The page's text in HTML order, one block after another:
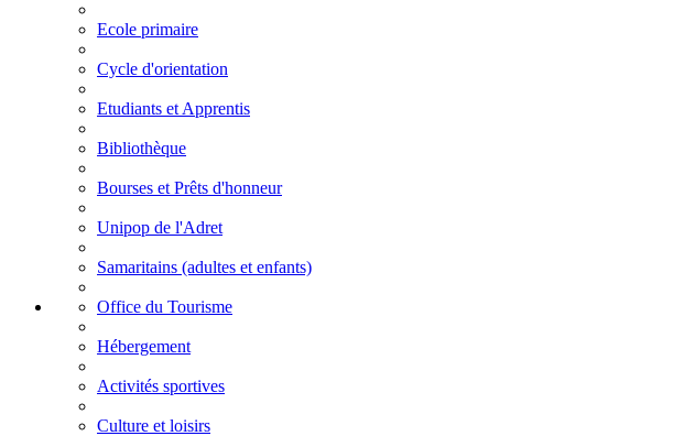
Ecole primaire
Cycle d'orientation
Etudiants et Apprentis
Bibliothèque
Bourses et Prêts d'honneur
Unipop de l'Adret
Samaritains (adultes et enfants)
Office du Tourisme
Hébergement
Activités sportives
Culture et loisirs